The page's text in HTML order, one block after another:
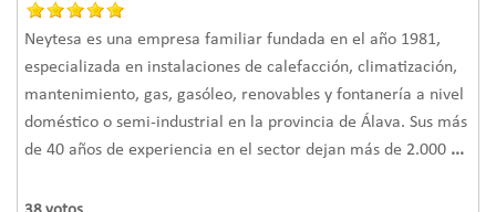
comedor y a la limpieza de barricas de la bodega. Por otro
lado, en el área de envasado, existía un depósito de agua
eléctrico que se utilizaba para las limpiezas del sistema de
embotellado. Debido a estossistemas poco eficientes, el
objetivo de la obra ha sido sustituir el sistema de gasóleo y
el de resistencias eléctricas por uno depelletsmás
Neytesa es una empresa familiar fundada en el año 1981,
especializada en instalaciones de calefacción, climatización,
mantenimiento, gas, gasóleo, renovables y fontanería a nivel
doméstico o semi-industrial en la provincia de Álava. Sus más
de 40 años de experiencia en el sector dejan más de 2.000 ...